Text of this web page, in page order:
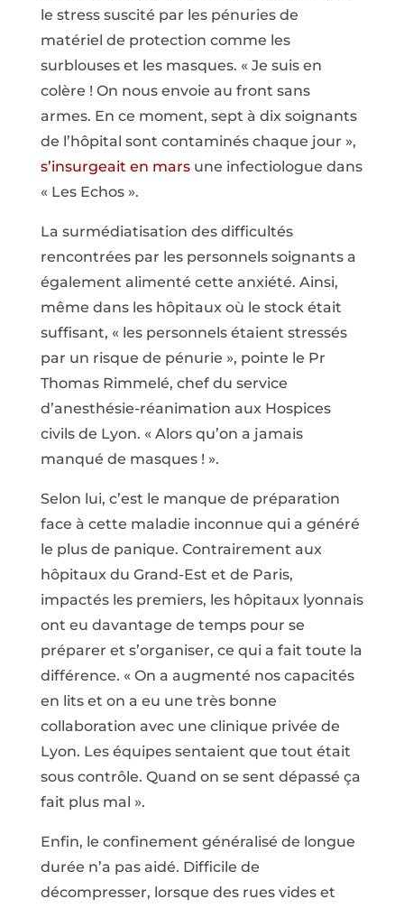
le stress suscité par les pénuries de
matériel de protection comme les
surblouses et les masques. « Je suis en
colère ! On nous envoie au front sans
armes. En ce moment, sept à dix soignants
de l’hôpital sont contaminés chaque jour »,
s’insurgeait en marsune infectiologue dans
« Les Echos ».
La surmédiatisation des difficultés
rencontrées par les personnels soignants a
également alimenté cette anxiété. Ainsi,
même dans les hôpitaux où le stock était
suffisant, « les personnels étaient stressés
par un risque de pénurie », pointe le Pr
Thomas Rimmelé, chef du service
d’anesthésie-réanimation aux Hospices
civils de Lyon. « Alors qu’on a jamais
manqué de masques ! ».
Selon lui, c’est le manque de préparation
face à cette maladie inconnue qui a généré
le plus de panique. Contrairement aux
hôpitaux du Grand-Est et de Paris,
impactés les premiers, les hôpitaux lyonnais
ont eu davantage de temps pour se
préparer et s’organiser, ce qui a fait toute la
différence. « On a augmenté nos capacités
en lits et on a eu une très bonne
collaboration avec une clinique privée de
Lyon. Les équipes sentaient que tout était
sous contrôle. Quand on se sent dépassé ça
fait plus mal ».
Enfin, le confinement généralisé de longue
durée n’a pas aidé. Difficile de
décompresser, lorsque des rues vides et